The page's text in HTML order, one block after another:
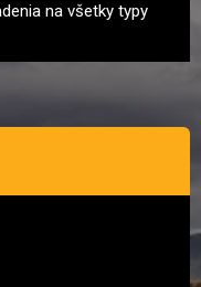
na všetky typy